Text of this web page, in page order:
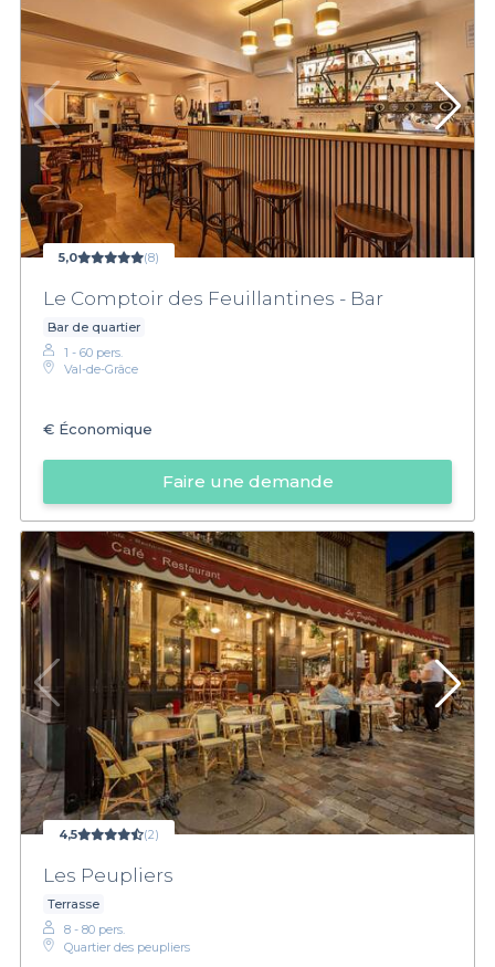
5,0 (8)
Le Comptoir des Feuillantines - Bar
Bar de quartier
1 - 60 pers.
Val-de-Grâce
€ Économique
Faire une demande
4,5 (2)
Les Peupliers
Terrasse
8 - 80 pers.
Quartier des peupliers